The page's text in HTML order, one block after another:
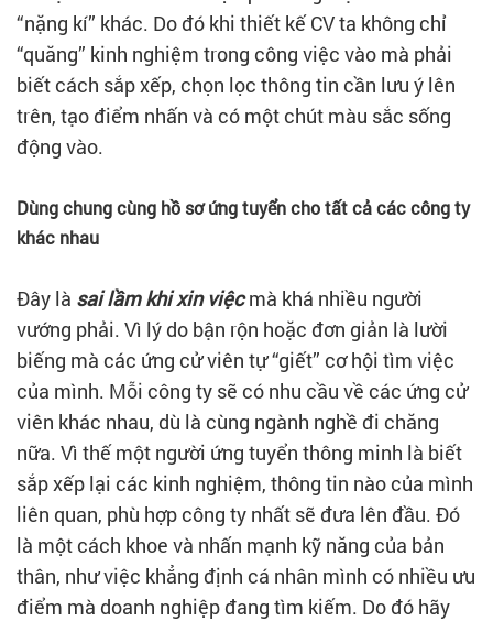
“nặng kí” khác. Do đó khi thiết kế CV ta không chỉ
“quăng” kinh nghiệm trong công việc vào mà phải
biết cách sắp xếp, chọn lọc thông tin cần lưu ý lên
trên, tạo điểm nhấn và có một chút màu sắc sống
động vào.
Dùng chung cùng hồ sơ ứng tuyển cho tất cả các công ty
khác nhau
Đây là sai lầm khi xin việcmà khá nhiều người
vướng phải. Vì lý do bận rộn hoặc đơn giản là lười
biếng mà các ứng cử viên tự “giết” cơ hội tìm việc
của mình. Mỗi công ty sẽ có nhu cầu về các ứng cử
viên khác nhau, dù là cùng ngành nghề đi chăng
nữa. Vì thế một người ứng tuyển thông minh là biết
sắp xếp lại các kinh nghiệm, thông tin nào của mình
liên quan, phù hợp công ty nhất sẽ đưa lên đầu. Đó
là một cách khoe và nhấn mạnh kỹ năng của bản
thân, như việc khẳng định cá nhân mình có nhiều ưu
điểm mà doanh nghiệp đang tìm kiếm. Do đó hãy